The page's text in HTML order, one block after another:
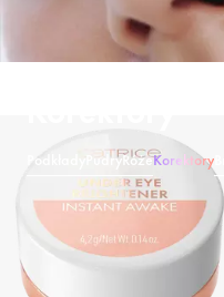
Podkłady PudryRóżeKorektory